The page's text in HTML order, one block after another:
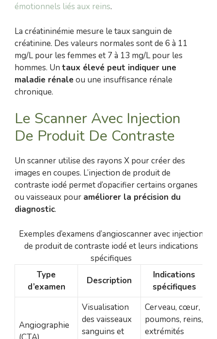
émotionnels liés aux reins.
La créatininémie mesure le taux sanguin de
créatinine. Des valeurs normales sont de 6 à 11
mg/L pour les femmes et 7 à 13 mg/L pour les
hommes. Un taux élevé peut indiquer une
maladie rénale ou une insuffisance rénale
chronique.
Le Scanner Avec Injection
De Produit De Contraste
Un scanner utilise des rayons X pour créer des
images en coupes. L’injection de produit de
contraste iodé permet d’opacifier certains organes
ou vaisseaux pour améliorer la précision du
diagnostic.
Exemples d’examens d’angioscanner avec injection
de produit de contraste iodé et leurs indications
spécifiques
Type
d’examen
Description
Indications
spécifiques
Angiographie
Visualisation
des vaisseaux
sanguins et
Cerveau, cœur,
poumons, reins,
extrémités